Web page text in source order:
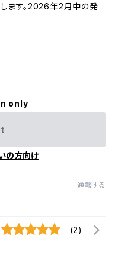
ます。2026年2月中の発
only
の方向け
通報する
(2)